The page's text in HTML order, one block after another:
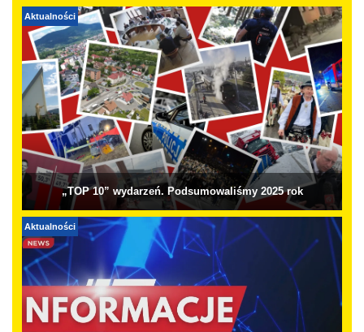
Aktualności
„TOP 10” wydarzeń. Podsumowaliśmy 2025 rok
Aktualności